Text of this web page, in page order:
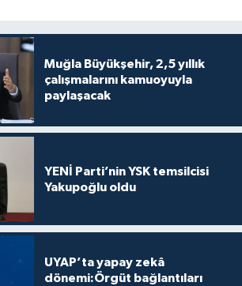
Muğla Büyükşehir, 2,5 yıllık
çalışmalarını kamuoyuyla
paylaşacak
YENİ Parti’nin YSK temsilcisi
Yakupoğlu oldu
UYAP’ta yapay zekâ
dönemi:Örgüt bağlantıları